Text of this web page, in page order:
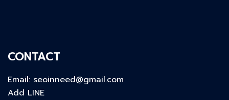
CONTACT
Email: seoinneed@gmail.com
Add LINE